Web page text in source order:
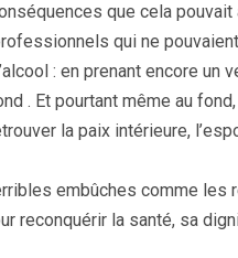
que cela pouvait
qui ne
: en prenant encore un
. Et pourtant même au fond,
la paix intérieure,
embûches comme les
reconquérir la santé, sa